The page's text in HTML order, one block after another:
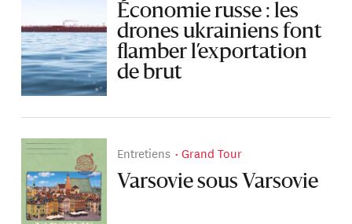
Économie russe : les
drones ukrainiens font
flamber l’exportation
de brut
Entretiens Grand Tour
Varsovie sous Varsovie